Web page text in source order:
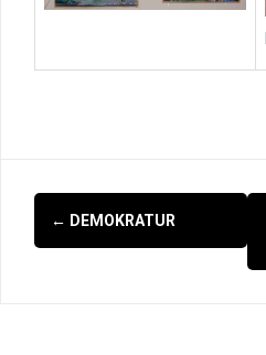
Indlægsnavigation
← DEMOKRATUR